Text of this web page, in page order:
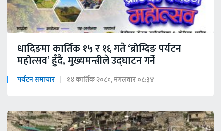
धादिङमा कार्तिक १५ र १६ गते ‘ब्रोम्दिङ पर्यटन
महोत्सव’ हुँदै, मुख्यमन्त्रीले उद्घाटन गर्ने
पर्यटन समाचार १४ कार्तिक २०८०, मंगलवार ०८:३४